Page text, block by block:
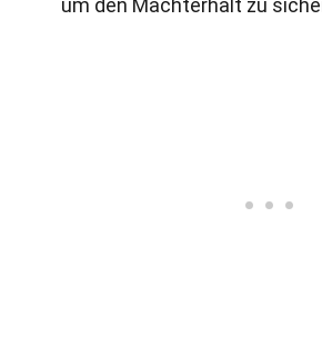
um den Machterhalt zu